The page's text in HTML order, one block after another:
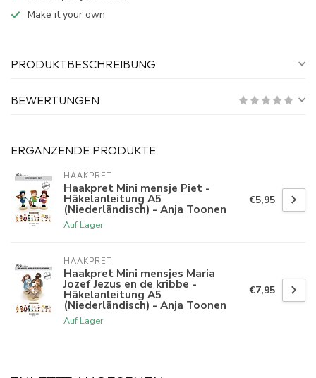
Make it your own
PRODUKTBESCHREIBUNG
BEWERTUNGEN
ERGÄNZENDE PRODUKTE
HAAKPRET
Haakpret Mini mensje Piet -
Häkelanleitung A5
(Niederländisch) - Anja Toonen
Auf Lager
€5,95
HAAKPRET
Haakpret Mini mensjes Maria
Jozef Jezus en de kribbe -
Häkelanleitung A5
(Niederländisch) - Anja Toonen
Auf Lager
€7,95